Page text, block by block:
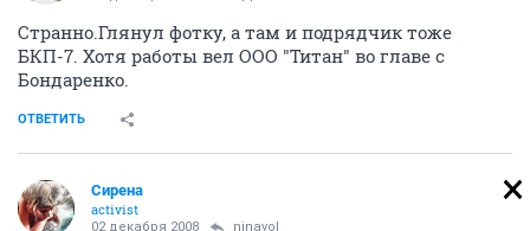
Странно.Глянул фотку, а там и подрядчик тоже
БКП-7. Хотя работы вел ООО "Титан" во главе с
Бондаренко.
ОТВЕТИТЬ
Сирена
activist
02 декабря 2008 ninavol